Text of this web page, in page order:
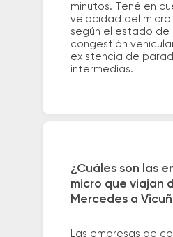
minutos. Tené en
velocidad del
según el estado de
congestión
existencia de
intermedias.
¿Cuáles son las
micro que viajan
Mercedes a
Las empresas de